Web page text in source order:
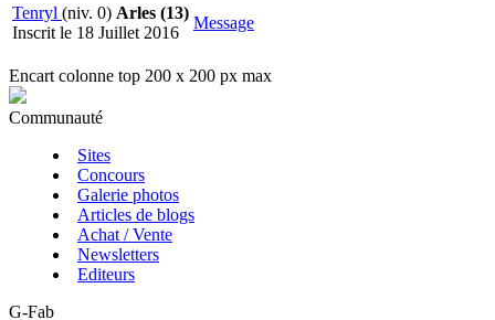
Tenryl (niv. 0) Arles (13)
Inscrit le 18 Juillet 2016
Message
Encart colonne top 200 x 200 px max
Communauté
Sites
Concours
Galerie photos
Articles de blogs
Achat / Vente
Newsletters
Editeurs
G-Fab